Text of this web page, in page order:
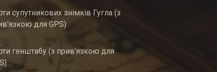
супутникових знімків Гугла (з
для GPS)
генштабу (з прив’язкою для